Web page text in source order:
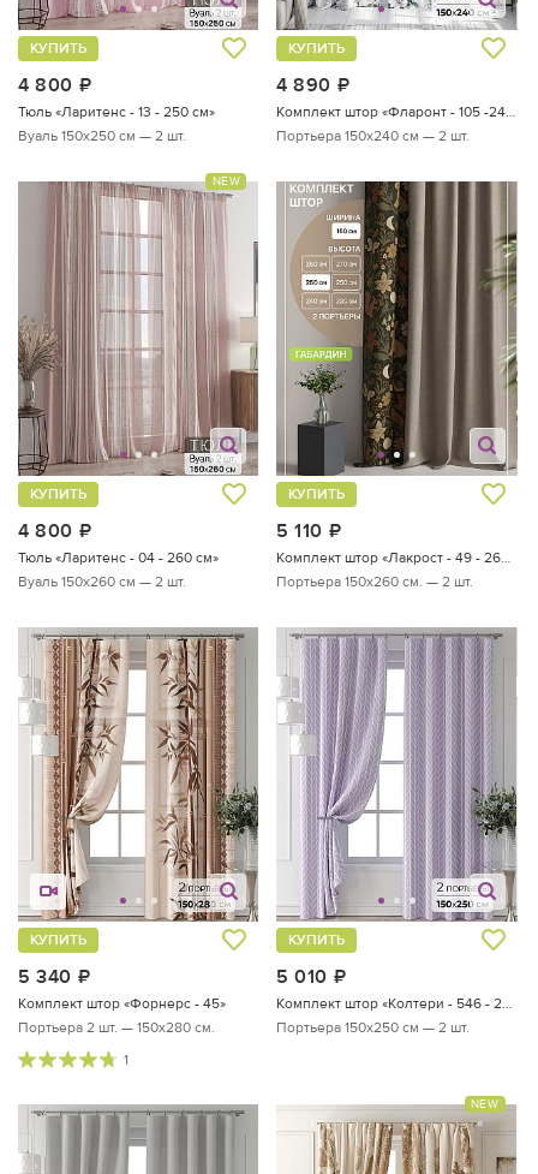
4 800
КУПИТЬ
Тюль «Ларитенс - 13 - 250 см»
Вуаль 150х250 см — 2 шт.
4 890
КУПИТЬ
Портьера 150х240 см — 2 шт.
NEW
4 800
КУПИТЬ
Тюль «Ларитенс - 04 - 260 см»
Вуаль 150х260 см — 2 шт.
5 110
КУПИТЬ
Комплект штор «Лакрост - 49 - 260 см»
Портьера 150х260 см. — 2 шт.
5 340
КУПИТЬ
Комплект штор «Форнерс - 45»
Портьера 2 шт. — 150х280 см.
1
5 010
КУПИТЬ
Комплект штор «Колтери - 546 - 250 см»
Портьера 150х250 см — 2 шт.
NEW